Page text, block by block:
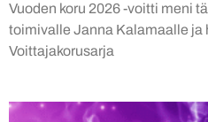
Vuoden koru 2026 -voitti meni
toimivalle Janna Kalamaalle ja
Voittajakorusarja